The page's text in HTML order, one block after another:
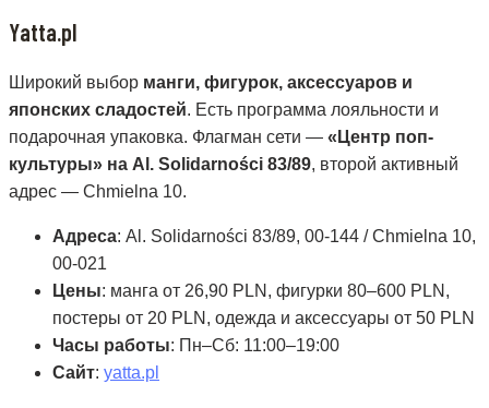
Yatta.pl
Широкий выбор манги, фигурок, аксессуаров и
японских сладостей. Есть программа лояльности и
подарочная упаковка. Флагман сети — «Центр поп-
культуры» на Al. Solidarności 83/89, второй активный
адрес — Chmielna 10.
Адреса: Al. Solidarności 83/89, 00-144 / Chmielna 10,
00-021
Цены: манга от 26,90 PLN, фигурки 80–600 PLN,
постеры от 20 PLN, одежда и аксессуары от 50 PLN
Часы работы: Пн–Сб: 11:00–19:00
Сайт: yatta.pl